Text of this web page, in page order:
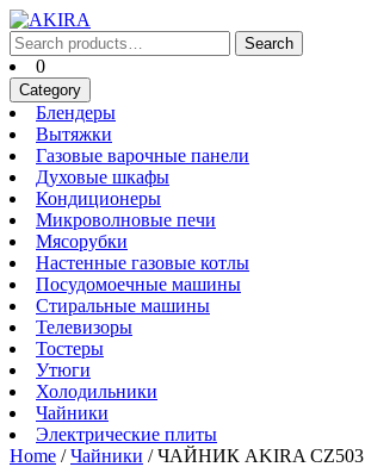
Skip
to
content
Skip
to
content
Search
for:
Search
Cart0
Category
БлендерыБлендеры
Вытяжки
Газовые варочные панели
Духовые шкафыДуховые
КондиционерыКондиционеры
Микроволновые печи
Мясорубки
Настенные газовые котлыНастенные
Посудомоечные машиныПосудомоечные
Стиральные машиныСтиральные
ТелевизорыТелевизоры
ТостерыТостеры
Утюги
Холодильники
Чайники
Электрические плитыЭлектрические
плиты
Home /Чайники / ЧАЙНИК AKIRA CZ503